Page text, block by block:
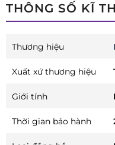
THÔNG SỐ KĨ
Thương hiệu
Xuất xứ thương hiệu
Giới tính
Thời gian bảo hành